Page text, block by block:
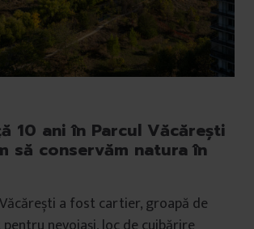
10 ani în Parcul Văcărești
să conservăm natura în
a fost cartier, groapă de